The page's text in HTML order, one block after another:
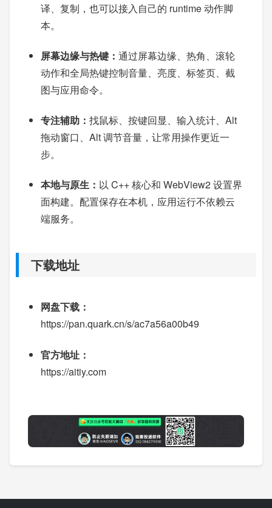
译、复制，也可以接入自己的 runtime 动作脚
本。
屏幕边缘与热键： 通过屏幕边缘、热角、滚轮
动作和全局热键控制音量、亮度、标签页、截
图与应用命令。
专注辅助： 找鼠标、按键回显、输入统计、Alt
拖动窗口、Alt 调节音量，让常用操作更近一
步。
本地与原生： 以 C++ 核心和 WebView2 设置界
面构建。配置保存在本机，应用运行不依赖云
端服务。
下载地址
网盘下载：
https://pan.quark.cn/s/ac7a56a00b49
官方地址：
https://aitiy.com